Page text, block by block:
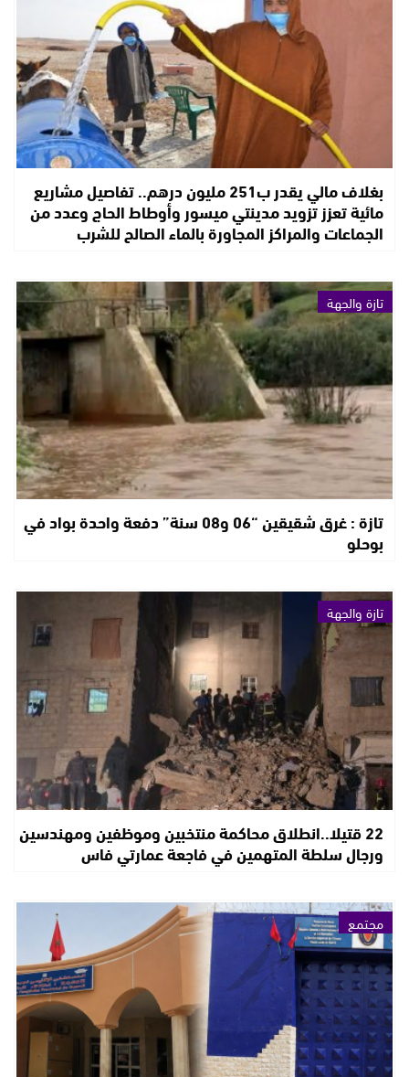
بغلاف مالي يقدر ب251 مليون درهم.. تفاصيل مشاريع
مائية تعزز تزويد مدينتي ميسور وأوطاط الحاج وعدد من
الجماعات والمراكز المجاورة بالماء الصالح للشرب
تازة والجهة
تازة : غرق شقيقين “06 و08 سنة” دفعة واحدة بواد في
بوحلو
تازة والجهة
22 قتيلا..انطلاق محاكمة منتخبين وموظفين ومهندسين
ورجال سلطة المتهمين في فاجعة عمارتي فاس
مجتمع